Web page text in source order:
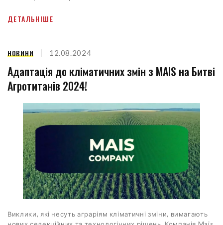
ДЕТАЛЬНІШЕ
НОВИНИ 12.08.2024
Адаптація до кліматичних змін з MAIS на Битві
Агротитанів 2024!
Виклики, які несуть аграріям кліматичні зміни, вимагають